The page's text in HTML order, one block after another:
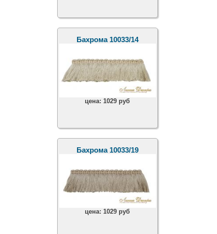
Бахрома 10033/14
цена:1029 руб
Бахрома 10033/19
цена:1029 руб